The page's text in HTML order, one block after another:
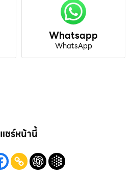
Whatsapp
WhatsApp
แชร์หน้านี้